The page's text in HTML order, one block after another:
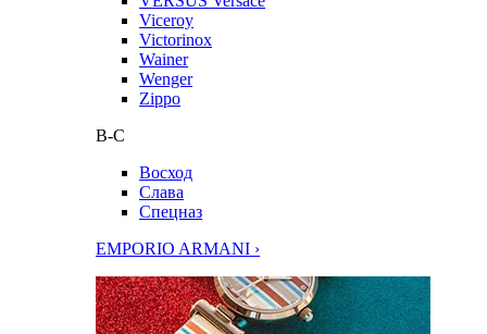
Viceroy
Victorinox
Wainer
Wenger
Zippo
В-С
Восход
Слава
Спецназ
EMPORIO ARMANI ›